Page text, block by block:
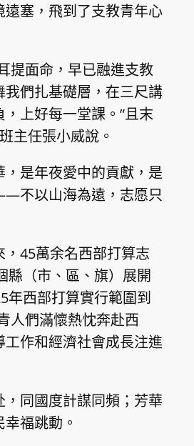
遠塞，飛到了支教青年心
提面命，早已融進支教
我們扎基礎層，在三尺講
上好每一堂課。”且末
主任張小威說。
，是年夜愛中的貢獻，是
不以山海為遠，志愿只
，45萬余名西部打算志
縣（市、區、旗）展開
年西部打算實行範圍到
人們滿懷熱忱奔赴西
工作和經濟社會成長注進
，同國度計謀同頻；芳華
福跳動。